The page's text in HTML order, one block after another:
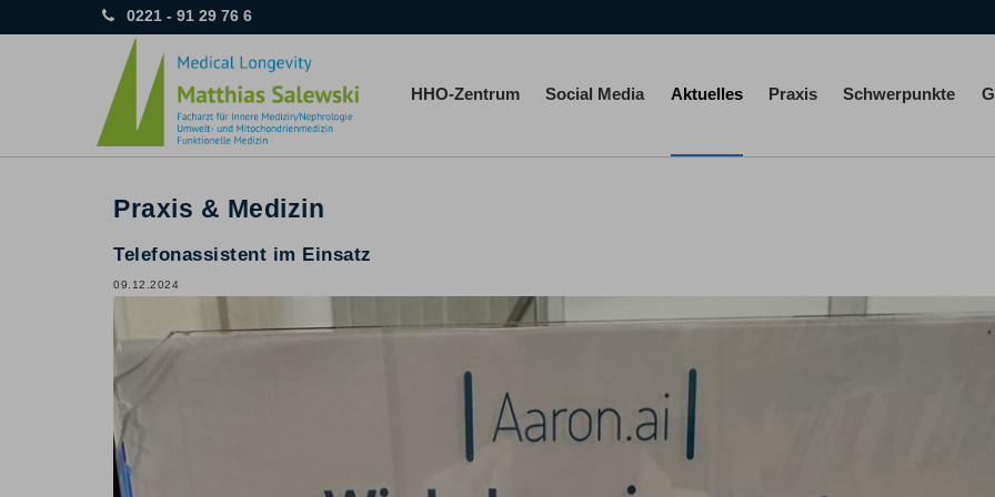
0221 - 91 29 76 6
HHO-Zentrum Social Media Aktuelles Praxis Schwerpunkte
Praxis & Medizin
Telefonassistent im Einsatz
09.12.2024